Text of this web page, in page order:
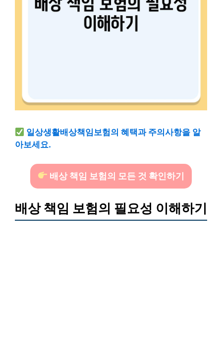
일상생활배상책임보험의 혜택과 주의사항을 알
아보세요.
배상 책임 보험의 모든 것 확인하기
배상 책임 보험의 필요성 이해하기